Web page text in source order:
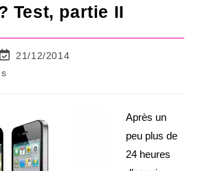
Test, partie II
Dernière
21/12/2014
Après un
peu plus de
24 heures